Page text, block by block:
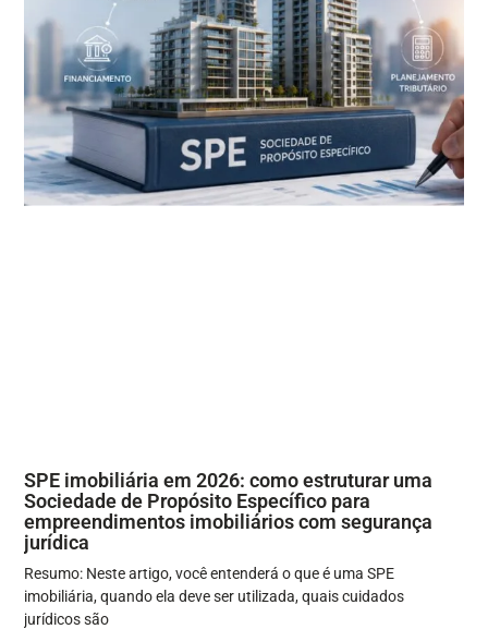
SPE imobiliária em 2026: como estruturar uma
Sociedade de Propósito Específico para
empreendimentos imobiliários com segurança
jurídica
Resumo: Neste artigo, você entenderá o que é uma SPE
imobiliária, quando ela deve ser utilizada, quais cuidados
jurídicos são